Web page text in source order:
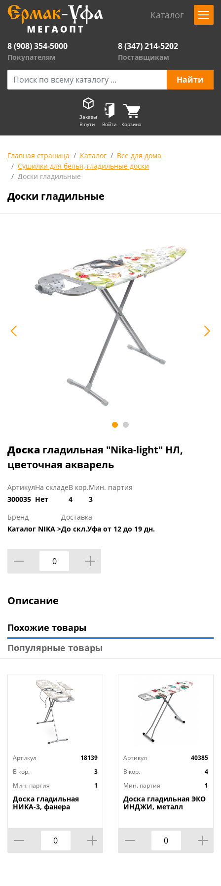
Каталог
8 (908) 354-5000
Покупателям
8 (347) 214-5202
Поставщикам
Заказы
В пути
Войти Корзина
Главная страница Каталог
Все для дома
Сушилки для белья, гладильные доски
Доски гладильные
Доски гладильные
Доска гладильная "Nika-light" НЛ,
цветочная акварель
Артикул
300035
На складе
Нет
В кор.
4
Мин. партия
3
Бренд
Каталог NIKA >
Доставка
До скл.Уфа от 12 до 19 дн.
Описание
Похожие товары
Популярные товары
Артикул
18139
В кор.
3
Мин. партия
1
Доска гладильная
НИКА-3, фанера
Артикул
40385
В кор.
4
Мин. партия
1
Доска гладильная ЭКО
ИНДЖИ, металл